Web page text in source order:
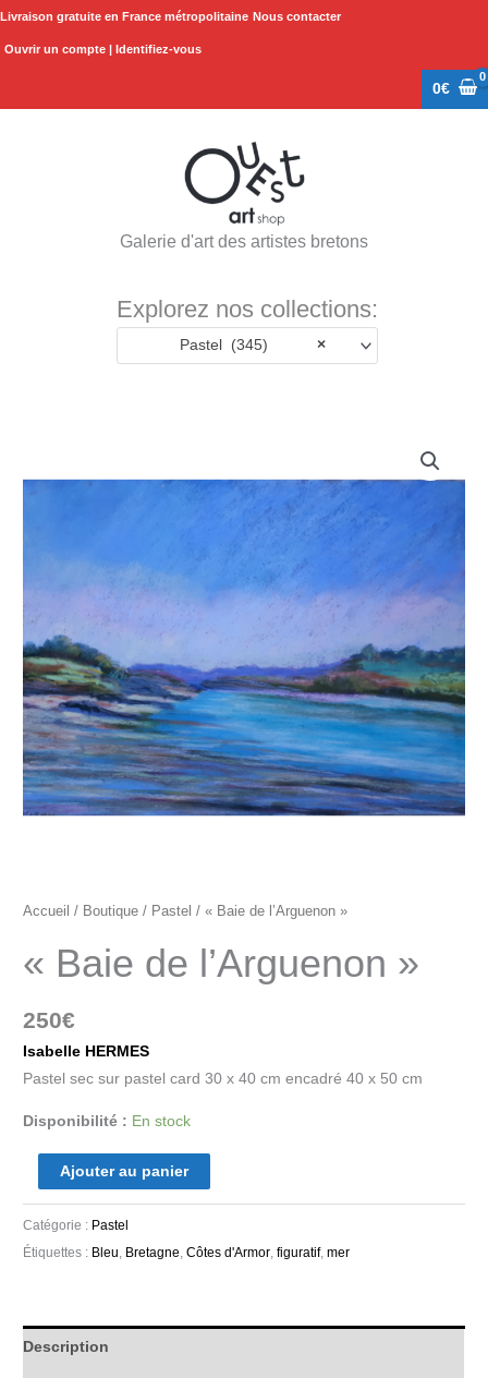
Aller
Livraison gratuite en France métropolitaine Nous contacter
Ouvrir un compte | Identifiez-vous
0€
Galerie d'art des artistes bretons
Explorez nos collections:
×
Pastel (345)
Accueil / Boutique / Pastel / « Baie de l’Arguenon »
« Baie de l’Arguenon »
250€
Isabelle HERMES
Pastel sec sur pastel card 30 x 40 cm encadré 40 x 50 cm
Disponibilité : En stock
"Baie
Ajouter au panier
Catégorie : Pastel
Étiquettes : Bleu Bretagne ,Côtes d'Armor ,figuratif,mer
Description